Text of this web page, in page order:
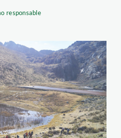
responsable
Montaña